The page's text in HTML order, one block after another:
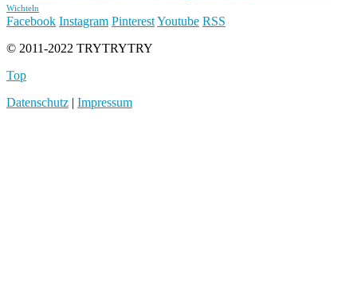
Wichteln
Facebook Instagram PinterestYoutube RSS
© 2011-2022 TRYTRYTRY
Top
Datenschutz | Impressum